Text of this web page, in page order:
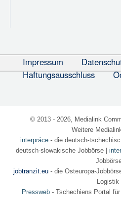
Impressum
Haftungsausschluss
© 2013 - 2026, Medialink
Weitere
interpráce- die deutsch-
deutsch-slowakische Jobbörse |
Jobbörse
jobtranzit.eu- die Osteuropa-
Logistik |
Pressweb- Tschechiens Portal